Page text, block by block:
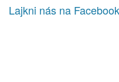
Lajkni nás na